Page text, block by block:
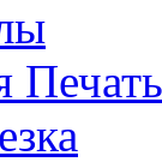
Печать